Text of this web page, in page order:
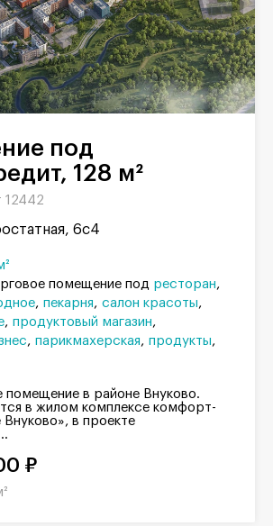
128 м²
12442
6с4
помещение под ресторан
пекарня
салон красоты
продуктовый магазин
парикмахерская
продукты
помещение в районе Внуково.
в жилом комплексе комфорт-
в проекте
₽